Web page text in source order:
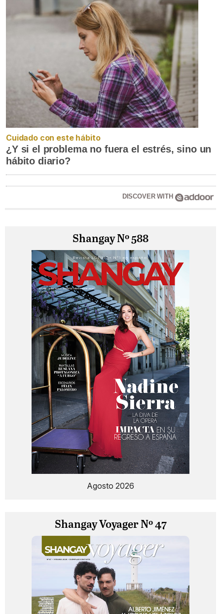
Cuidado con este hábito
¿Y si el problema no fuera el estrés, sino un
hábito diario?
DISCOVER WITH
Shangay Nº 588
Agosto 2026
Shangay Voyager Nº 47